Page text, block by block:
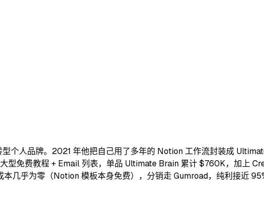
个人品牌。2021 年他把自己用了多年的 Notion 工作流封装成
型免费教程 + Email 列表，单品 Ultimate Brain 累计 $760K，加上
几乎为零（Notion 模板本身免费），分销走 Gumroad，纯利接近